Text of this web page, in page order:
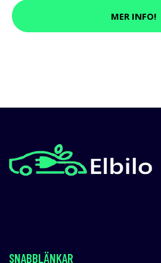
MER INFO!
SNABBLÄNKAR